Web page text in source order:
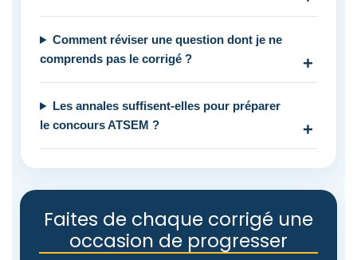
Comment réviser une question dont je ne
comprends pas le corrigé ?
Les annales suffisent-elles pour préparer
le concours ATSEM ?
Faites de chaque corrigé une
occasion de progresser